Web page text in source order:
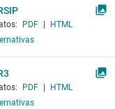
PDF
HTML
PDF
HTML